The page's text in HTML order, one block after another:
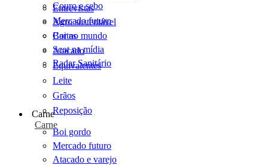
Entrevistas
Agro sustentável
Cartas
Scot na mídia
Radar Sanitário
Couro e sebo
Mercado futuro
Boi no mundo
Atacado
Equivalentes
Leite
Grãos
Reposição
Carne
Carne
Boi gordo
Mercado futuro
Atacado e varejo